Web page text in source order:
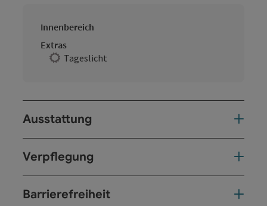
Innenbereich
Extras
Tageslicht
Ausstattung
Verpflegung
Barrierefreiheit